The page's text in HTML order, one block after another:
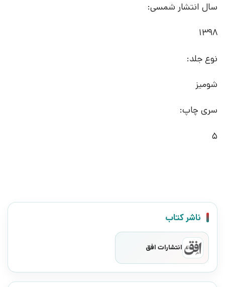
سال انتشار شمسی:
1398
نوع جلد:
شومیز
سری چاپ:
5
ناشر کتاب
انتشارات افق